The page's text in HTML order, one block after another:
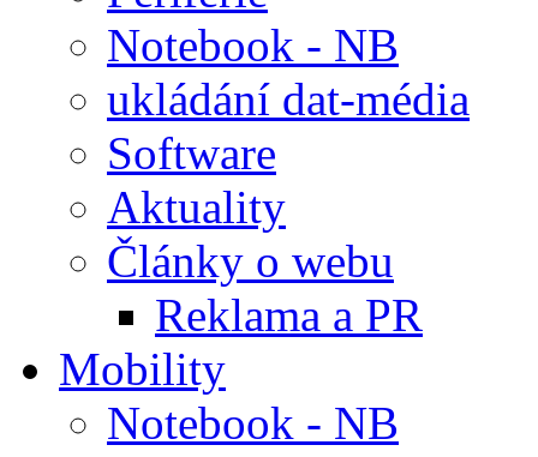
Notebook - NB
ukládání dat-média
Software
Aktuality
Články o webu
Reklama a PR
Mobility
Notebook - NB